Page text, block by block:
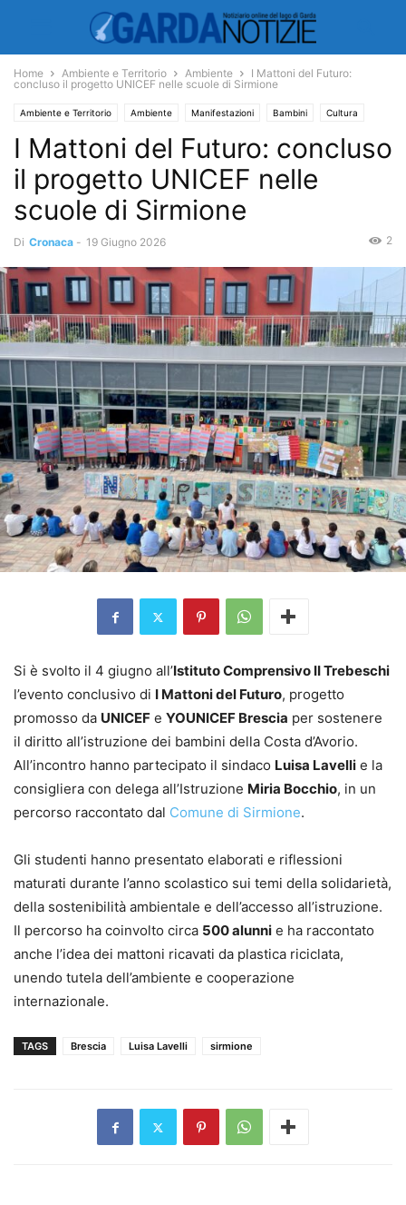
Home Ambiente e Territorio Ambiente
I Mattoni del Futuro:
concluso il progetto UNICEF nelle scuole di Sirmione
Ambiente e Territorio Ambiente Manifestazioni Bambini Cultura
Scuola
I Mattoni del Futuro: concluso
il progetto UNICEF nelle
scuole di Sirmione
Di Cronaca - 19 Giugno 2026 2
Si è svolto il 4 giugno all’Istituto Comprensivo II Trebeschi
l’evento conclusivo di I Mattoni del Futuro, progetto
promosso da UNICEF e YOUNICEF Brescia per sostenere
il diritto all’istruzione dei bambini della Costa d’Avorio.
All’incontro hanno partecipato il sindaco Luisa Lavelli e la
consigliera con delega all’Istruzione Miria Bocchio, in un
percorso raccontato dal Comune di Sirmione.
Gli studenti hanno presentato elaborati e riflessioni
maturati durante l’anno scolastico sui temi della solidarietà,
della sostenibilità ambientale e dell’accesso all’istruzione.
Il percorso ha coinvolto circa 500 alunni e ha raccontato
anche l’idea dei mattoni ricavati da plastica riciclata,
unendo tutela dell’ambiente e cooperazione
internazionale.
TAGS Brescia Luisa Lavelli sirmione